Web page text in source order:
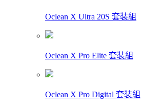
Oclean X Ultra 20S 套裝組
Oclean X Pro Elite 套裝組
Oclean X Pro Digital 套裝組